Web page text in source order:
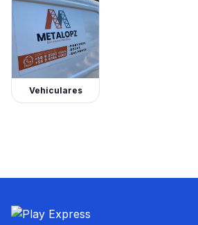
Vehiculares